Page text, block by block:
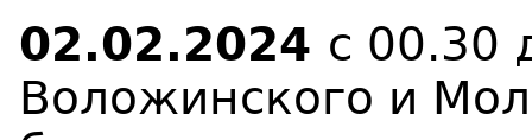
02.02.2024 с 00.30
Воложинского и